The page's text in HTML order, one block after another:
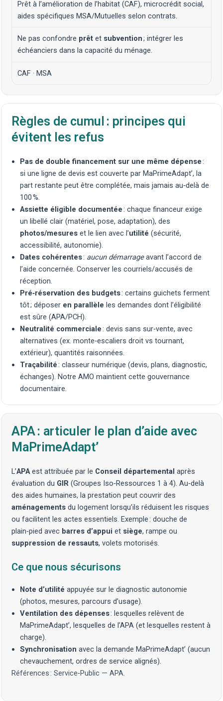
Prêt à l’amélioration de l’habitat (CAF), microcrédit social,
aides spécifiques MSA/Mutuelles selon contrats.
Ne pas confondre prêt et subvention; intégrer les
échéanciers dans la capacité du ménage.
CAF ·MSA
Règles de cumul : principes qui
évitent les refus
Pas de double financement sur une même dépense:
si une ligne de devis est couverte par MaPrimeAdapt’, la
part restante peut être complétée, mais jamais au‑delà de
100 %.
Assiette éligible documentée: chaque financeur exige
un libellé clair (matériel, pose, adaptation), des
photos/mesures et le lien avec l’utilité (sécurité,
accessibilité, autonomie).
Dates cohérentes: aucun démarrageavant l’accord de
l’aide concernée. Conserver les courriels/accusés de
réception.
Pré‑réservation des budgets: certains guichets ferment
tôt ; déposer en parallèle les demandes dont l’éligibilité
est sûre (APA/PCH).
Neutralité commerciale: devis sans sur‑vente, avec
alternatives (ex.monte‑escaliers droit vstournant,
extérieur), quantités raisonnées.
Traçabilité: classeur numérique (devis, plans, diagnostic,
échanges). Notre AMO maintient cettegouvernance
documentaire.
APA : articuler le plan d’aide avec
MaPrimeAdapt’
L’APAest attribuée par le Conseil départemental après
évaluation du GIR (Groupes Iso‑Ressources 1 à 4). Au‑delà
des aides humaines, la prestation peut couvrir des
aménagements du logement lorsqu’ils réduisent les risques
ou facilitent les actes essentiels. Exemple :douche de
plain‑pied avec barres d’appui et siège,rampe ou
suppression de ressauts,volets motorisés.
Ce que nous sécurisons
Note d’utilité appuyée sur lediagnostic autonomie
(photos, mesures, parcours d’usage).
Ventilation des dépenses: lesquelles relèvent de
MaPrimeAdapt’, lesquelles de l’APA (et lesquelles restent à
charge).
Synchronisation avec la demande MaPrimeAdapt’ (aucun
chevauchement, ordres de service alignés).
Références :Service‑Public — APA.